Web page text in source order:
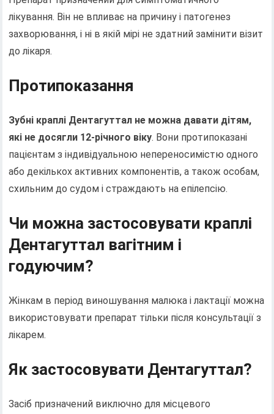
лікування. Він не впливає на причину і патогенез
захворювання, і ні в якій мірі не здатний замінити візит
до лікаря.
Протипоказання
Зубні краплі Дентагуттал не можна давати дітям,
які не досягли 12-річного віку. Вони протипоказані
пацієнтам з індивідуальною непереносимістю одного
або декількох активних компонентів, а також особам,
схильним до судом і страждають на епілепсію.
Чи можна застосовувати краплі
Дентагуттал вагітним і
годуючим?
Жінкам в період виношування малюка і лактації можна
використовувати препарат тільки після консультації з
лікарем.
Як застосовувати Дентагуттал?
Засіб призначений виключно для місцевого